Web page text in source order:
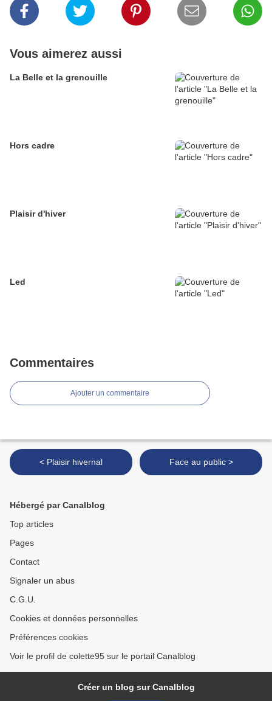
Vous aimerez aussi
La Belle et la grenouille
Hors cadre
Plaisir d'hiver
Led
Commentaires
Ajouter un commentaire
< Plaisir hivernal Face au public >
Hébergé par Canalblog
Top articles
Pages
Contact
Signaler un abus
C.G.U.
Cookies et données personnelles
Préférences cookies
Voir le profil de colette95 sur le portail Canalblog
Créer un blog sur Canalblog